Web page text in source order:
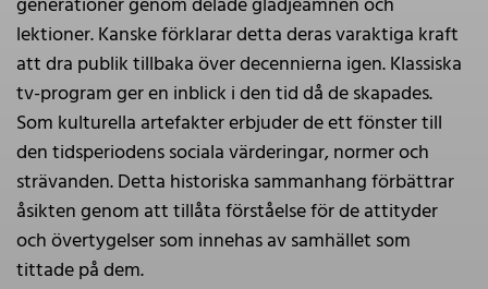
lektioner. Kanske förklarar detta deras varaktiga kraft
att dra publik tillbaka över decennierna igen. Klassiska
tv-program ger en inblick i den tid då de skapades.
Som kulturella artefakter erbjuder de ett fönster till
den tidsperiodens sociala värderingar, normer och
strävanden. Detta historiska sammanhang förbättrar
åsikten genom att tillåta förståelse för de attityder
och övertygelser som innehas av samhället som
tittade på dem.